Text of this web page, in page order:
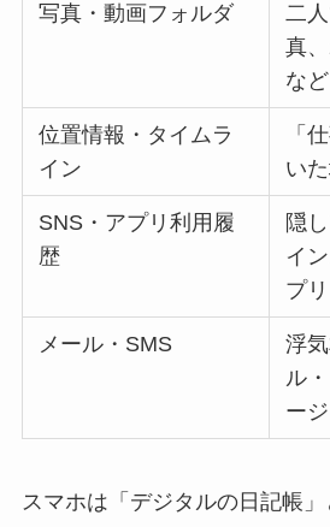
写真・動画フォルダ
二
真
など
位置情報・タイムラ
イン
「
い
SNS・アプリ利用履
歴
隠
イ
プリ
メール・SMS
浮
ル
ージ
スマホは「デジタルの日記帳